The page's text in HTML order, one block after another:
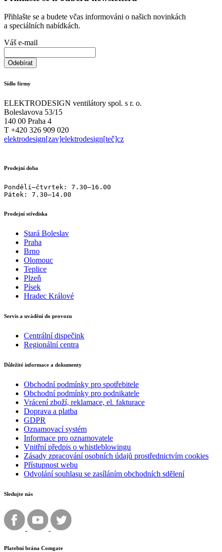
Přihlašte se a budete včas informováni o našich novinkách
a speciálních nabídkách.
Váš e-mail
Sídlo firmy
ELEKTRODESIGN ventilátory spol. s r. o.
Boleslavova 53/15
140 00 Praha 4
T +420 326 909 020
elektrodesign[zav]elektrodesign[teč]cz
Prodejní doba
Pondělí–čtvrtek: 7.30–16.00
Pátek: 7.30–14.00
Prodejní střediska
Stará Boleslav
Praha
Brno
Olomouc
Teplice
Plzeň
Písek
Hradec Králové
Servis a uvádění do provozu
Centrální dispečink
Regionální centra
Důležité informace a dokumenty
Obchodní podmínky pro spotřebitele
Obchodní podmínky pro podnikatele
Vrácení zboží, reklamace, el. fakturace
Doprava a platba
GDPR
Oznamovací systém
Informace pro oznamovatele
Vnitřní předpis o whistleblowingu
Zásady zpracování osobních údajů prostřednictvím cookies
Přístupnost webu
Odvolání souhlasu se zasíláním obchodních sdělení
Sledujte nás
Platební brána Comgate